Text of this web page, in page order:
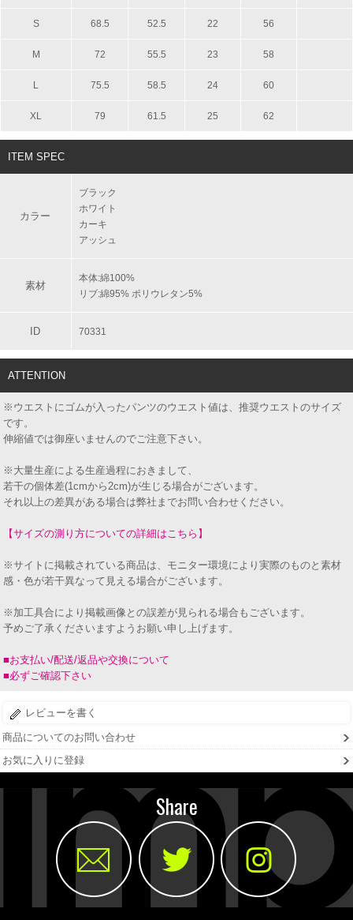
S 68.5 52.5 22 56
M 72 55.5 23 58
L 75.5 58.5 24 60
XL 79 61.5 25 62
ITEM SPEC
カラー
ブラック
ホワイト
カーキ
アッシュ
素材
本体:綿100%
リブ:綿95% ポリウレタン5%
ID 70331
ATTENTION
※ウエストにゴムが入ったパンツのウエスト値は、推奨ウエストのサイズ
です。
伸縮値では御座いませんのでご注意下さい。
※大量生産による生産過程におきまして、
若干の個体差(1cmから2cm)が生じる場合がございます。
それ以上の差異がある場合は弊社までお問い合わせください。
【サイズの測り方についての詳細はこちら】
※サイトに掲載されている商品は、モニター環境により実際のものと素材
感・色が若干異なって見える場合がございます。
※加工具合により掲載画像との誤差が見られる場合もございます。
予めご了承くださいますようお願い申し上げます。
■お支払い/配送/返品や交換について
■必ずご確認下さい
レビューを書く
商品についてのお問い合わせ
お気に入りに登録
Share